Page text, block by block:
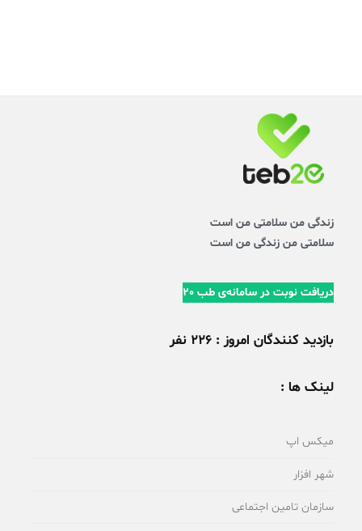
زندگی من سلامتی من است
سلامتی من زندگی من است
دریافت نوبت در سامانه‌ی طب 20
بازدید کنندگان امروز : 226 نفر
لینک ها :
میکس اپ
شهر افزار
سازمان تامین اجتماعی